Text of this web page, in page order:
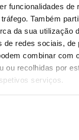
funcionalidades de
Também
da sua utilização
de redes sociais, de
combinar com
ou recolhidas por
serviços.
16,45€ O
14,80€